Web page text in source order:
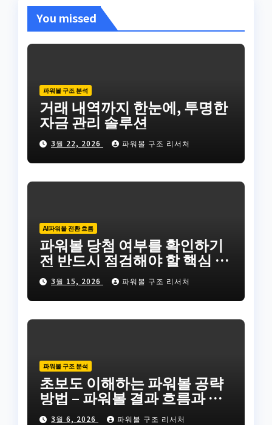
You missed
파워볼 구조 분석
거래 내역까지 한눈에, 투명한
자금 관리 솔루션
3월 22, 2026 파워볼 구조 리서처
AI파워볼 전환 흐름
파워볼 당첨 여부를 확인하기
전 반드시 점검해야 할 핵심 요
소3월 15, 2026 파워볼 구조 리서처
파워볼 구조 분석
초보도 이해하는 파워볼 공략
방법 – 파워볼 결과 흐름과 통
계 데이터를 활용한 기본 분석
3월 6, 2026 파워볼 구조 리서처